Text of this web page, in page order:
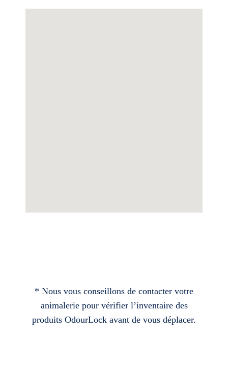
* Nous vous conseillons de contacter votre
animalerie pour vérifier l’inventaire des
produits OdourLock avant de vous déplacer.